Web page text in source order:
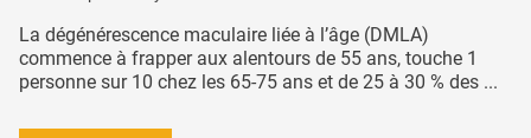
La dégénérescence maculaire liée à l’âge (DMLA)
commence à frapper aux alentours de 55 ans, touche 1
personne sur 10 chez les 65-75 ans et de 25 à 30 % des ...